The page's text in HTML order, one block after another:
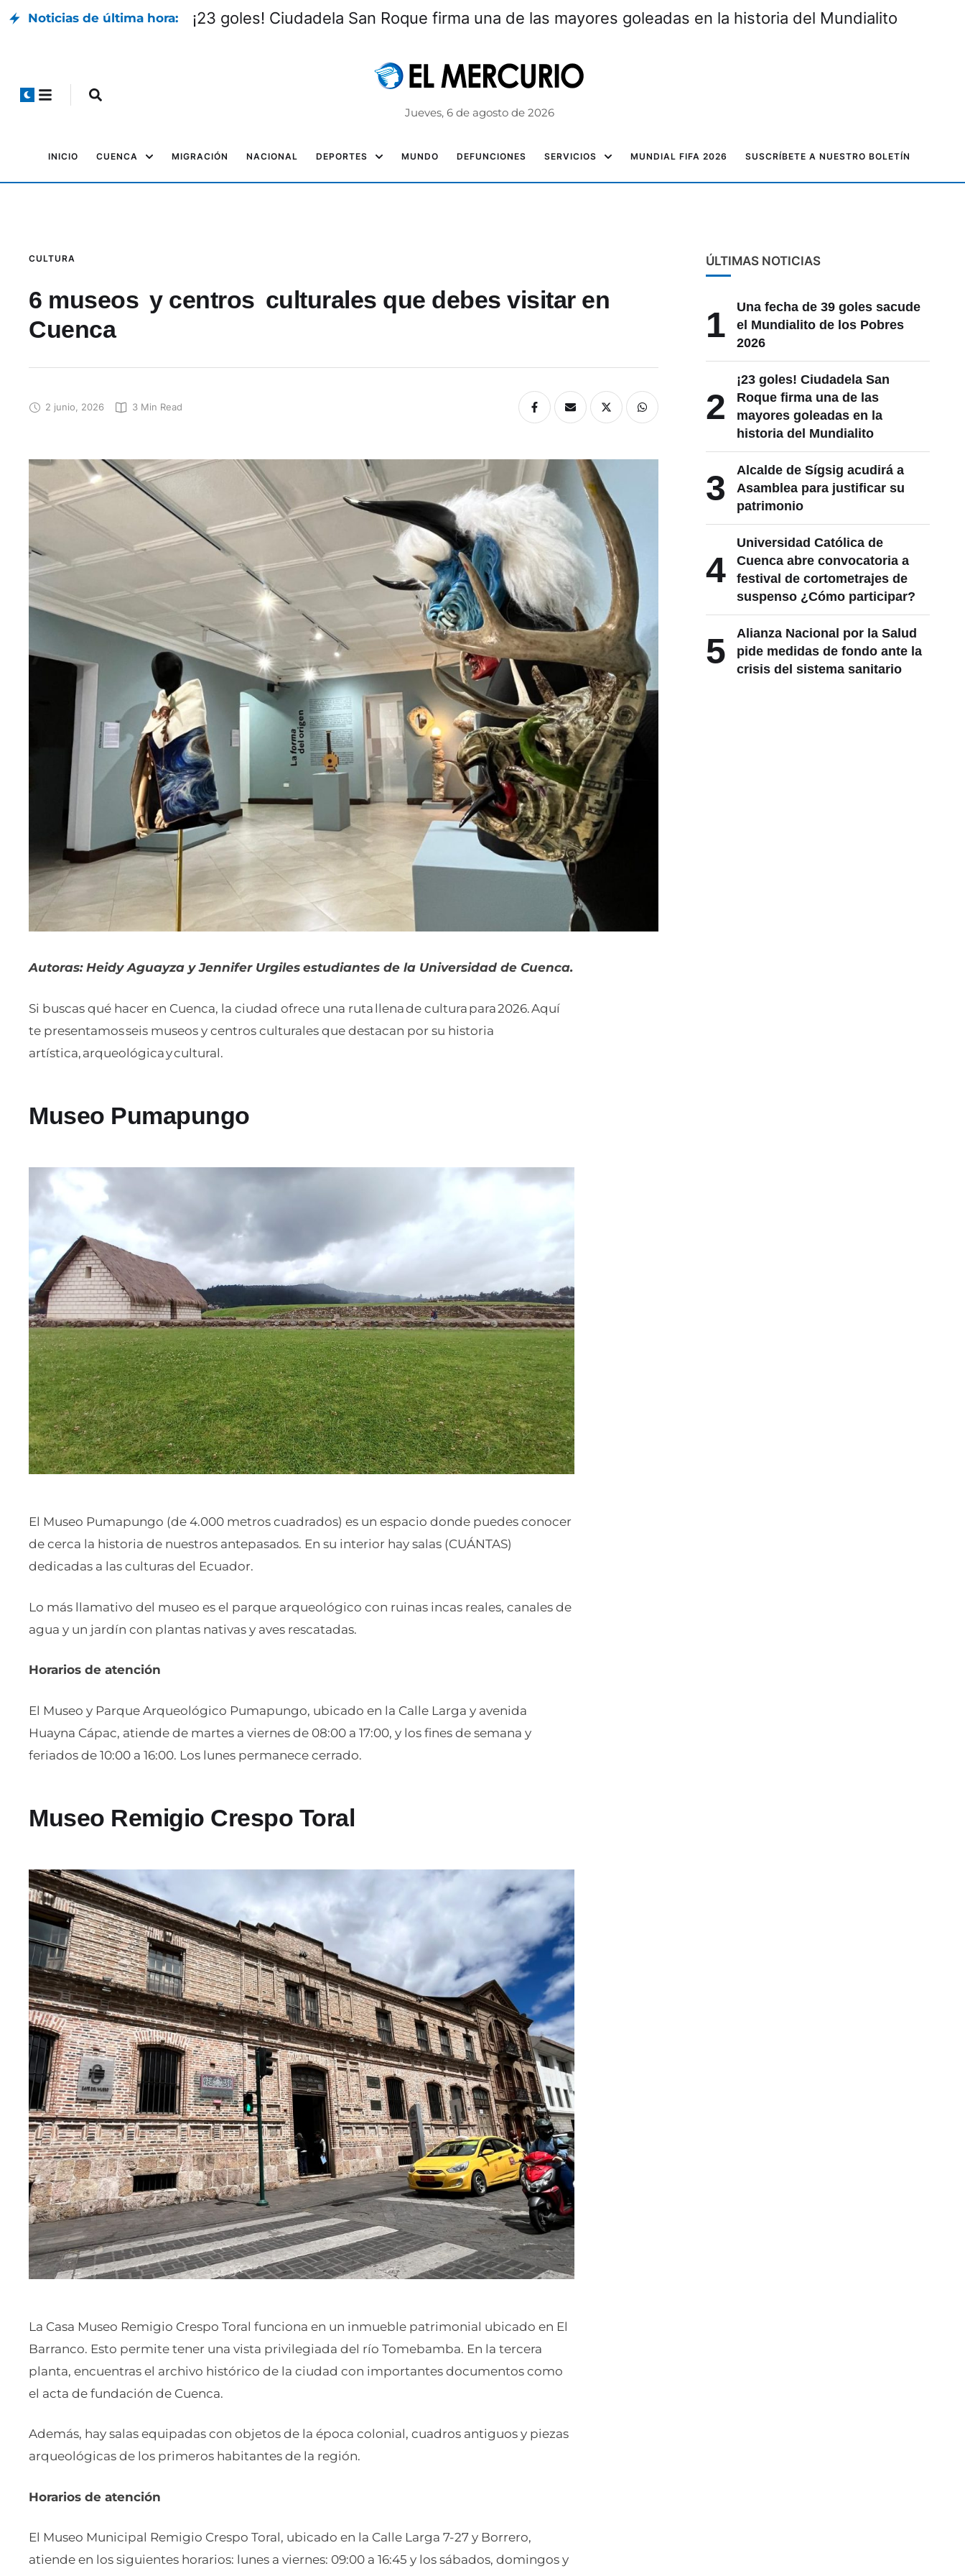
Noticias de última hora: ¡23 goles! Ciudadela San Roque firma una de las mayores goleadas en la historia del Mundialito
Jueves, 6 de agosto de 2026
INICIO CUENCA MIGRACIÓN NACIONAL DEPORTES MUNDO DEFUNCIONES SERVICIOS MUNDIAL FIFA 2026 SUSCRÍBETE A NUESTRO BOLETÍN
CULTURA
6 museos y centros culturales que debes visitar en
Cuenca
2 junio, 2026 3 Min Read
Autoras: Heidy Aguayza y Jennifer Urgiles estudiantes de la Universidad de Cuenca.
Si buscas qué hacer en Cuenca, la ciudad ofrece una ruta llena de cultura para 2026. Aquí
te presentamos seis museos y centros culturales que destacan por su historia
artística, arqueológica y cultural.
Museo Pumapungo
El Museo Pumapungo (de 4.000 metros cuadrados) es un espacio donde puedes conocer
de cerca la historia de nuestros antepasados. En su interior hay salas (CUÁNTAS)
dedicadas a las culturas del Ecuador.
Lo más llamativo del museo es el parque arqueológico con ruinas incas reales, canales de
agua y un jardín con plantas nativas y aves rescatadas.
Horarios de atención
El Museo y Parque Arqueológico Pumapungo, ubicado en la Calle Larga y avenida
Huayna Cápac, atiende de martes a viernes de 08:00 a 17:00, y los fines de semana y
feriados de 10:00 a 16:00. Los lunes permanece cerrado.
Museo Remigio Crespo Toral
La Casa Museo Remigio Crespo Toral funciona en un inmueble patrimonial ubicado en El
Barranco. Esto permite tener una vista privilegiada del río Tomebamba. En la tercera
planta, encuentras el archivo histórico de la ciudad con importantes documentos como
el acta de fundación de Cuenca.
Además, hay salas equipadas con objetos de la época colonial, cuadros antiguos y piezas
arqueológicas de los primeros habitantes de la región.
Horarios de atención
El Museo Municipal Remigio Crespo Toral, ubicado en la Calle Larga 7-27 y Borrero,
atiende en los siguientes horarios: lunes a viernes: 09:00 a 16:45 y los sábados, domingos y
ÚLTIMAS NOTICIAS
1
Una fecha de 39 goles sacude
el Mundialito de los Pobres
2026
2
¡23 goles! Ciudadela San
Roque firma una de las
mayores goleadas en la
historia del Mundialito
3
Alcalde de Sígsig acudirá a
Asamblea para justificar su
patrimonio
4
Universidad Católica de
Cuenca abre convocatoria a
festival de cortometrajes de
suspenso ¿Cómo participar?
5
Alianza Nacional por la Salud
pide medidas de fondo ante la
crisis del sistema sanitario